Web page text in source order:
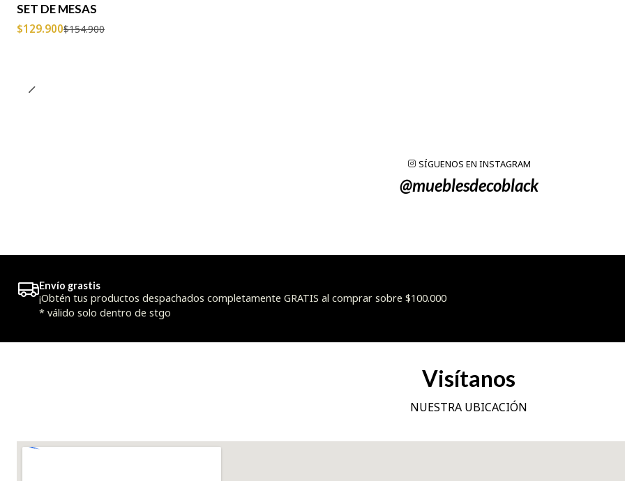
SET DE MESAS
$129.900$154.900
SÍGUENOS EN INSTAGRAM
@mueblesdecoblack
Envío grastis
¡Obtén tus productos despachados completamente GRATIS al comprar sobre $100.000
* válido solo dentro de stgo
Visítanos
NUESTRA UBICACIÓN